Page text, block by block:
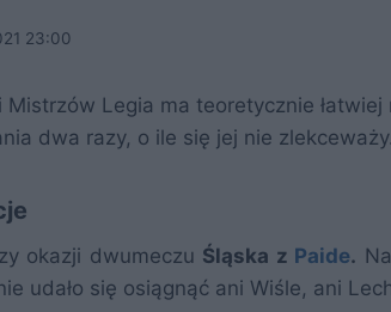
23:00
Legia ma teoretycznie łatwiej
dwa razy, o ile się jej nie zlekceważy.
okazji dwumeczu Śląska z Paide.
udało się osiągnąć ani Wiśle, ani